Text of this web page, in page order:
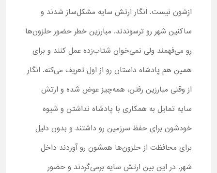
ازشون نیست. انگار ارتش سایه مشکل‌ساز شدند و
ساکنین شهر رو ترسوندند. مبارزین خطر حضور حلزون‌ها
رو می‌فهمند ولی نمی‌خوان شتاب‌زده عمل کنند و برای
همین هم پادشاه داستان رو از اول تعریف می‌کنه. انگار
از وقتی مبارزین رفتن، همه‌چیز عوض شده و ارتش
سایه تمایل به همکاری با پادشاه نداشتن و شیوه
خودشون برای حفظ سرزمین رو داشتند و بدون دلیل
برای محافظت از حلزون‌ها همشون رو آوردند داخل
شهر. در این بین ارتش سایه برمی‌گردند و حضور